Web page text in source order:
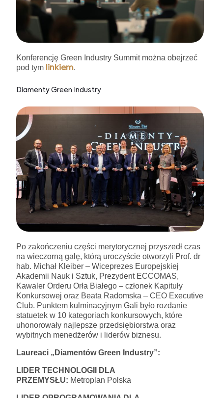
Konferencję Green Industry Summit można obejrzeć
pod tym linkiem.
Diamenty Green Industry
Po zakończeniu części merytorycznej przyszedł czas
na wieczorną galę, którą uroczyście otworzyli Prof. dr
hab. Michał Kleiber – Wiceprezes Europejskiej
Akademii Nauk i Sztuk, Prezydent ECCOMAS,
Kawaler Orderu Orła Białego – członek Kapituły
Konkursowej oraz Beata Radomska – CEO Executive
Club. Punktem kulminacyjnym Gali było rozdanie
statuetek w 10 kategoriach konkursowych, które
uhonorowały najlepsze przedsiębiorstwa oraz
wybitnych menedżerów i liderów biznesu.
Laureaci „Diamentów Green Industry”:
LIDER TECHNOLOGII DLA
PRZEMYSŁU: Metroplan Polska